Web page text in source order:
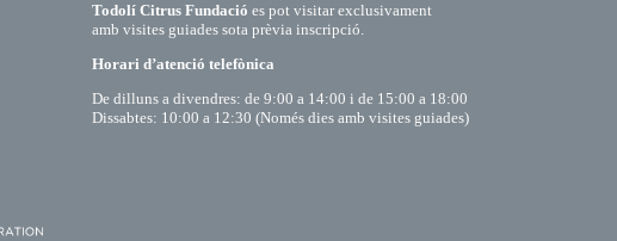
Todolí Citrus Fundació es pot visitar exclusivament
amb visites guiades sota prèvia inscripció.
Horari d’atenció telefònica
De dilluns a divendres: de 9:00 a 14:00 i de 15:00 a 18:00
Dissabtes: 10:00 a 12:30 (Només dies amb visites guiades)